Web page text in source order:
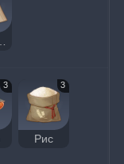
3 3
Рис